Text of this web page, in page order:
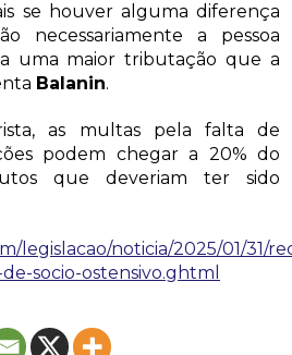
se houver alguma diferença
necessariamente a pessoa
uma maior tributação que a
Balanin.
as multas pela falta de
podem chegar a 20% do
que deveriam ter sido
legislacao/noticia/2025/01/31/
socio-ostensivo.ghtml